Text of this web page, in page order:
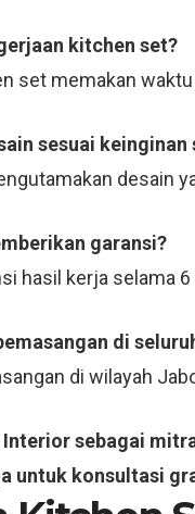
kitchen set?
set memakan
sesuai keinginan
desain
garansi?
hasil kerja selama
di
di wilayah
sebagai
untuk konsultasi